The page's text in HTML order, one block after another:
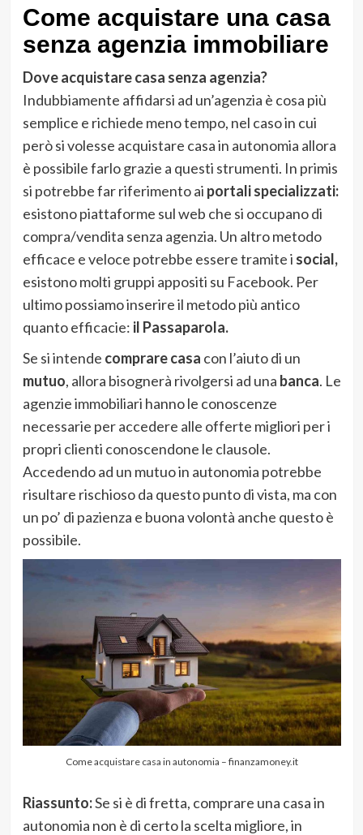
Come acquistare una casa
senza agenzia immobiliare
Dove acquistare casa senza agenzia?
Indubbiamente affidarsi ad un’agenzia è cosa più
semplice e richiede meno tempo, nel caso in cui
però si volesse acquistare casa in autonomia allora
è possibile farlo grazie a questi strumenti. In primis
si potrebbe far riferimento ai portali specializzati:
esistono piattaforme sul web che si occupano di
compra/vendita senza agenzia. Un altro metodo
efficace e veloce potrebbe essere tramite i social,
esistono molti gruppi appositi su Facebook. Per
ultimo possiamo inserire il metodo più antico
quanto efficacie: il Passaparola.
Se si intende comprare casa con l’aiuto di un
mutuo, allora bisognerà rivolgersi ad una banca. Le
agenzie immobiliari hanno le conoscenze
necessarie per accedere alle offerte migliori per i
propri clienti conoscendone le clausole.
Accedendo ad un mutuo in autonomia potrebbe
risultare rischioso da questo punto di vista, ma con
un po’ di pazienza e buona volontà anche questo è
possibile.
Come acquistare casa in autonomia – finanzamoney.it
Riassunto:Se si è di fretta, comprare una casa in
autonomia non è di certo la scelta migliore, in